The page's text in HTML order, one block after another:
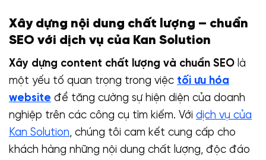
Xây dựng nội dung chất lượng – chuẩn
SEO với dịch vụ của Kan Solution
Xây dựng content chất lượng và chuẩn SEO là
một yếu tố quan trọng trong việc tối ưu hóa
website để tăng cường sự hiện diện của doanh
nghiệp trên các công cụ tìm kiếm. Với dịch vụ của
Kan Solution, chúng tôi cam kết cung cấp cho
khách hàng những nội dung chất lượng, độc đáo